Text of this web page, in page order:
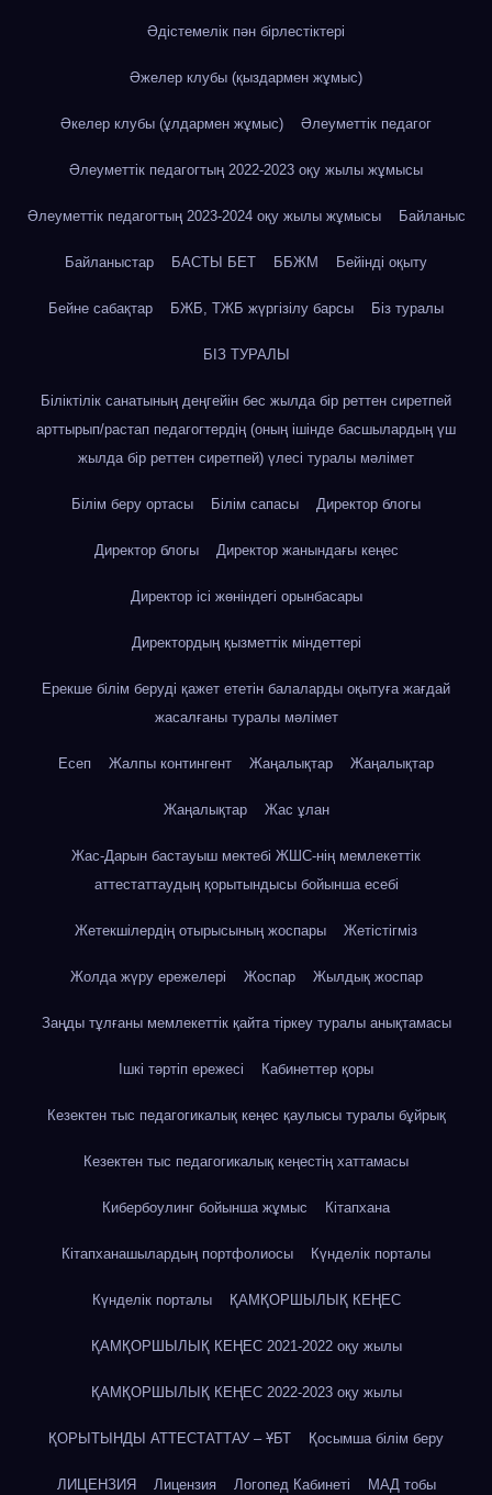
Әдістемелік пән бірлестіктері
Әжелер клубы (қыздармен жұмыс)
Әкелер клубы (ұлдармен жұмыс) Әлеуметтік педагог
Әлеуметтік педагогтың 2022-2023 оқу жылы жұмысы
Әлеуметтік педагогтың 2023-2024 оқу жылы жұмысы Байланыс
Байланыстар БАСТЫ БЕТ ББЖМ Бейінді оқыту
Бейне сабақтар БЖБ, ТЖБ жүргізілу барсы Біз туралы
БІЗ ТУРАЛЫ
Біліктілік санатының деңгейін бес жылда бір реттен сиретпей
арттырып/растап педагогтердің (оның ішінде басшылардың үш
жылда бір реттен сиретпей) үлесі туралы мәлімет
Білім беру ортасы Білім сапасы Директор блогы
Директор блогы Директор жанындағы кеңес
Директор ісі жөніндегі орынбасары
Директордың қызметтік міндеттері
Ерекше білім беруді қажет ететін балаларды оқытуға жағдай
жасалғаны туралы мәлімет
Есеп Жалпы контингент Жаңалықтар Жаңалықтар
Жаңалықтар Жас ұлан
Жас-Дарын бастауыш мектебі ЖШС-нің мемлекеттік
аттестаттаудың қорытындысы бойынша есебі
Жетекшілердің отырысының жоспары Жетістігміз
Жолда жүру ережелері Жоспар Жылдық жоспар
Заңды тұлғаны мемлекеттік қайта тіркеу туралы анықтамасы
Ішкі тәртіп ережесі Кабинеттер қоры
Кезектен тыс педагогикалық кеңес қаулысы туралы бұйрық
Кезектен тыс педагогикалық кеңестің хаттамасы
Кибербоулинг бойынша жұмыс Кітапхана
Кітапханашылардың портфолиосы Күнделік порталы
Күнделік порталы ҚАМҚОРШЫЛЫҚ КЕҢЕС
ҚАМҚОРШЫЛЫҚ КЕҢЕС 2021-2022 оқу жылы
ҚАМҚОРШЫЛЫҚ КЕҢЕС 2022-2023 оқу жылы
ҚОРЫТЫНДЫ АТТЕСТАТТАУ – ҰБТ Қосымша білім беру
ЛИЦЕНЗИЯ Лицензия Логопед Кабинеті МАД тобы